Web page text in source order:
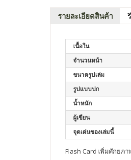
รายละเอียดสินค้า
เนื้อใน
จำนวนหน้า
ขนาดรูปเล่ม
รูปแบบปก
น้ำหนัก
ผู้เขียน
จุดเด่นของเล่มนี้
Flash Card เพิ่มศักยภ